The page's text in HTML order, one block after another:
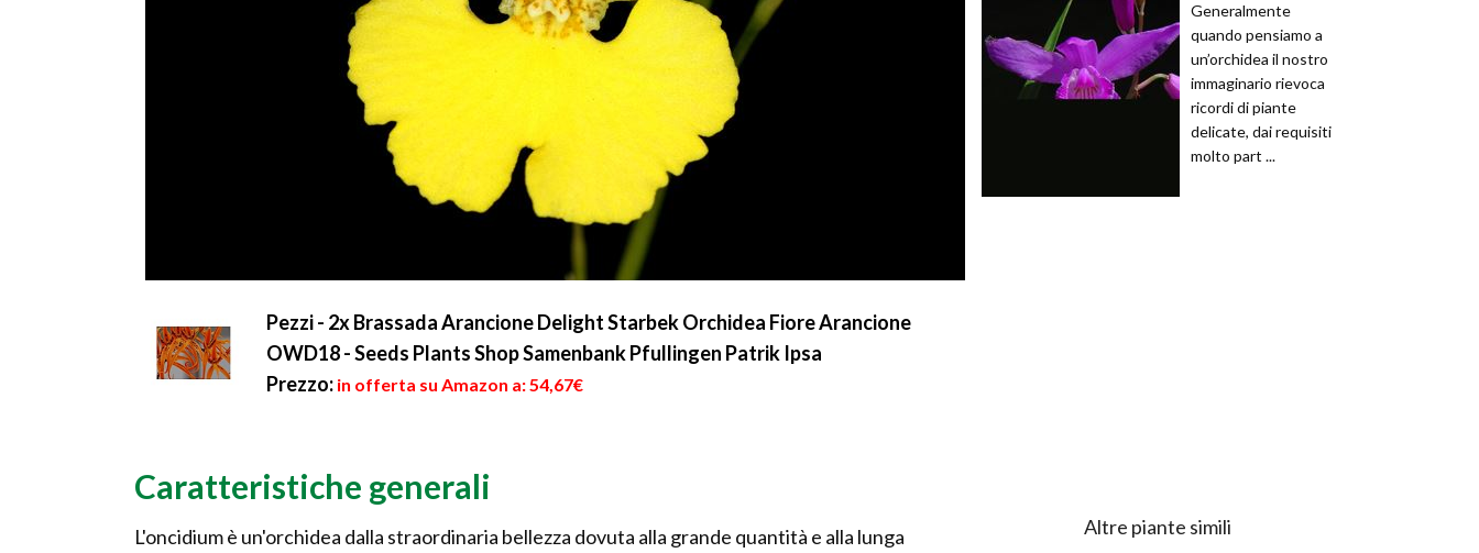
Pezzi - 2x Brassada Arancione Delight Starbek Orchidea Fiore Arancione
OWD18 - Seeds Plants Shop Samenbank Pfullingen Patrik Ipsa
Prezzo: in offerta su Amazon a: 54,67€
Caratteristiche generali
L'oncidium è un'orchidea dalla straordinaria bellezza dovuta alla grande quantità e alla lunga
Generalmente
quando pensiamo a
un’orchidea il nostro
immaginario rievoca
ricordi di piante
delicate, dai requisiti
molto part ...
Altre piante simili